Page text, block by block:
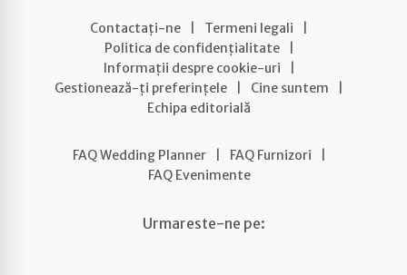
Contactați-ne Termeni legali
Politica de confidențialitate
Informații despre cookie-uri
Gestionează-ți preferințele
Cine suntem
Echipa editorială
FAQ Wedding Planner FAQ Furnizori
FAQ Evenimente
Urmareste-ne pe: